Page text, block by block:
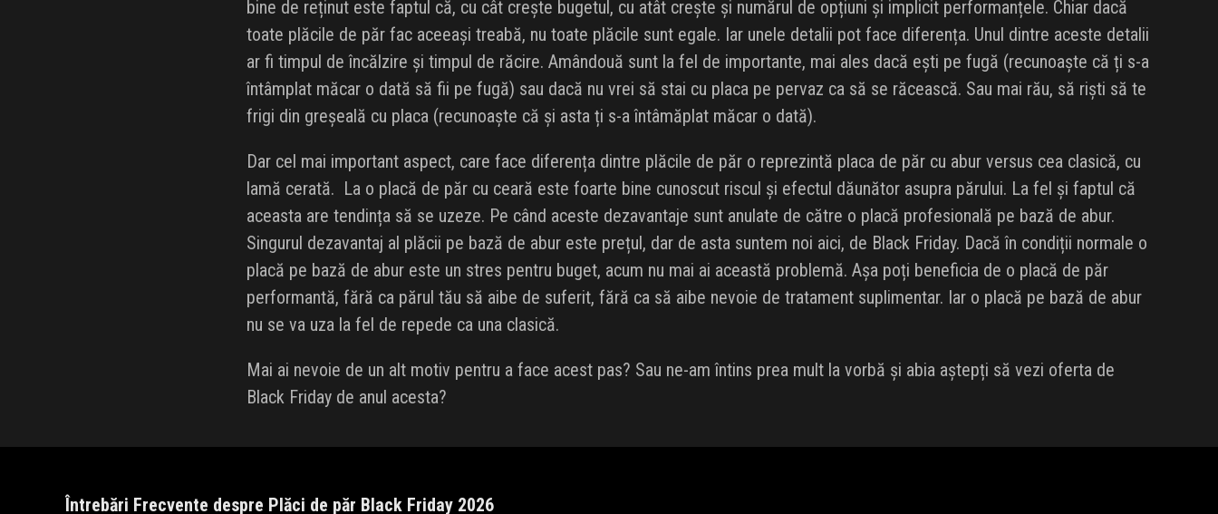
bine de reținut este faptul că, cu cât crește bugetul, cu atât crește și numărul de opțiuni și implicit performanțele. Chiar dacă
toate plăcile de păr fac aceeași treabă, nu toate plăcile sunt egale. Iar unele detalii pot face diferența. Unul dintre aceste detalii
ar fi timpul de încălzire și timpul de răcire. Amândouă sunt la fel de importante, mai ales dacă ești pe fugă (recunoaște că ți s-a
întâmplat măcar o dată să fii pe fugă) sau dacă nu vrei să stai cu placa pe pervaz ca să se răcească. Sau mai rău, să riști să te
frigi din greșeală cu placa (recunoaște că și asta ți s-a întâmăplat măcar o dată).
Dar cel mai important aspect, care face diferența dintre plăcile de păr o reprezintă placa de păr cu abur versus cea clasică, cu
lamă cerată. La o placă de păr cu ceară este foarte bine cunoscut riscul și efectul dăunător asupra părului. La fel și faptul că
aceasta are tendința să se uzeze. Pe când aceste dezavantaje sunt anulate de către o placă profesională pe bază de abur.
Singurul dezavantaj al plăcii pe bază de abur este prețul, dar de asta suntem noi aici, de Black Friday. Dacă în condiții normale o
placă pe bază de abur este un stres pentru buget, acum nu mai ai această problemă. Așa poți beneficia de o placă de păr
performantă, fără ca părul tău să aibe de suferit, fără ca să aibe nevoie de tratament suplimentar. Iar o placă pe bază de abur
nu se va uza la fel de repede ca una clasică.
Mai ai nevoie de un alt motiv pentru a face acest pas? Sau ne-am întins prea mult la vorbă și abia aștepți să vezi oferta de
Black Friday de anul acesta?
Întrebări Frecvente despre Plăci de păr Black Friday 2026